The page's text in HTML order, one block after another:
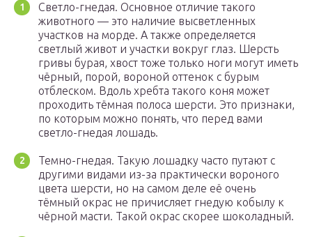
Светло-гнедая. Основное отличие такого
животного — это наличие высветленных
участков на морде. А также определяется
светлый живот и участки вокруг глаз. Шерсть
гривы бурая, хвост тоже только ноги могут иметь
чёрный, порой, вороной оттенок с бурым
отблеском. Вдоль хребта такого коня может
проходить тёмная полоса шерсти. Это признаки,
по которым можно понять, что перед вами
светло-гнедая лошадь.
Темно-гнедая. Такую лошадку часто путают с
другими видами из-за практически вороного
цвета шерсти, но на самом деле её очень
тёмный окрас не причисляет гнедую кобылу к
чёрной масти. Такой окрас скорее шоколадный.